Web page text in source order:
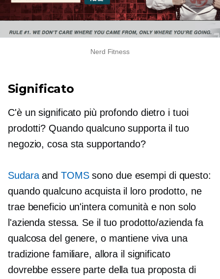
Nerd Fitness
Significato
C'è un significato più profondo dietro i tuoi
prodotti? Quando qualcuno supporta il tuo
negozio, cosa sta supportando?
Sudaraand TOMSsono due esempi di questo:
quando qualcuno acquista il loro prodotto, ne
trae beneficio un'intera comunità e non solo
l'azienda stessa. Se il tuo prodotto/azienda fa
qualcosa del genere, o mantiene viva una
tradizione familiare, allora il significato
dovrebbe essere parte della tua proposta di